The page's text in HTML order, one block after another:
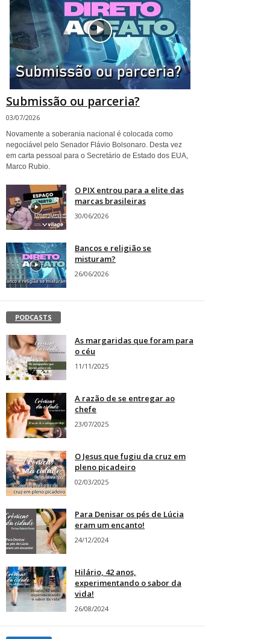
Submissão ou parceria?
03/07/2026
Novamente a soberania nacional é colocada como
negociável pelo Senador Flávio Bolsonaro. Desta vez
em carta pessoal para o Secretário de Estado dos EUA,
Marco Rubio.
O PIX entrou para a elite das
marcas brasileiras
30/06/2026
Bancos e religião se
misturam?
26/06/2026
PODCASTS
As margaridas que foram para
o céu
11/11/2025
A razão de se entregar ao
chefe
23/07/2025
O Jesus que fugiu da cruz em
pleno picadeiro
02/03/2025
Para Denisar os pés de Lúcia
eram um encanto!
24/12/2024
Hilário, 42 anos,
experimentando o sabor da
vida!
26/08/2024